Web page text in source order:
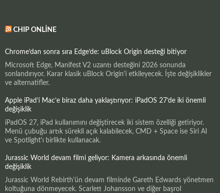
CHIP ONLINE
Chrome’dan sonra sıra Edge’de: uBlock Origin desteği bitiyor
Microsoft Edge, Manifest V2 uzantı desteğini 2026 sonunda
sonlandırıyor. Karar klasik uBlock Origin'i etkileyecek. İşte değişiklikler
ve alternatifler.
Apple iPad’i Mac’e biraz daha yaklaştırıyor: iPadOS 27’de iki önemli
değişiklik
iPadOS 27, iPad kullanımını değiştirecek iki sistem özelliği getiriyor.
Menü çubuğu artık sürekli açık kalabilecek, CMD + Space ise Siri AI
ve Spotlight'ı birlikte kullanacak.
Jurassic World devam filmi geliyor: Kamera arkasında önemli
değişiklik
Jurassic World Rebirth'ün devam filminde Gareth Edwards yönetmen
koltuğuna dönmeyecek. Scarlett Johansson ve diğer başrol